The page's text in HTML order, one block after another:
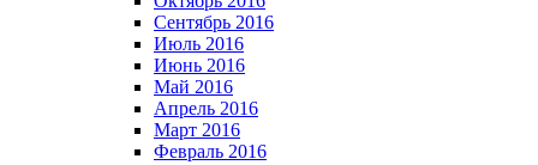
Сентябрь 2016
Июль 2016
Июнь 2016
Май 2016
Апрель 2016
Март 2016
Февраль 2016